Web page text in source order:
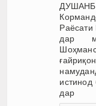
Раёсати
дар
истинод
дар